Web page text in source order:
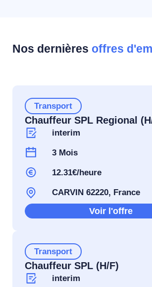
Nos dernières offres
Transport
Chauffeur SPL Regional
interim
3 Mois
12.31€/heure
CARVIN 62220, France
Voir l'offre
Transport
Chauffeur SPL (H/F)
interim